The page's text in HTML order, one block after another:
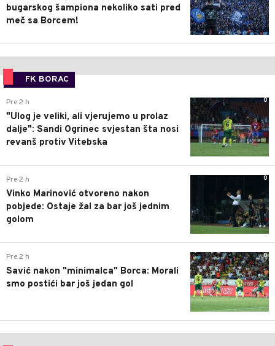
bugarskog šampiona nekoliko sati pred
meč sa Borcem!
FK BORAC
0
Pre 2 h
"Ulog je veliki, ali vjerujemo u prolaz
dalje": Sandi Ogrinec svjestan šta nosi
revanš protiv Vitebska
0
Pre 2 h
Vinko Marinović otvoreno nakon
pobjede: Ostaje žal za bar još jednim
golom
0
Pre 2 h
Savić nakon "minimalca" Borca: Morali
smo postići bar još jedan gol